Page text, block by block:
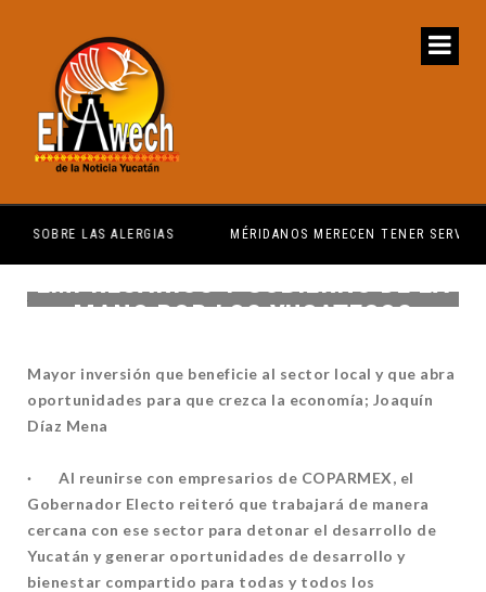
MÉRIDANOS MERECEN TENER SERVICIOS PÚBLICOS
EMPRESARIOS Y GOBIERNO DE LA
MANO POR LOS YUCATECOS
Mayor inversión que beneficie al sector local y que abra
oportunidades para que crezca la economía; Joaquín
Díaz Mena
· Al reunirse con empresarios de COPARMEX, el
Gobernador Electo reiteró que trabajará de manera
cercana con ese sector para detonar el desarrollo de
Yucatán y generar oportunidades de desarrollo y
bienestar compartido para todas y todos los